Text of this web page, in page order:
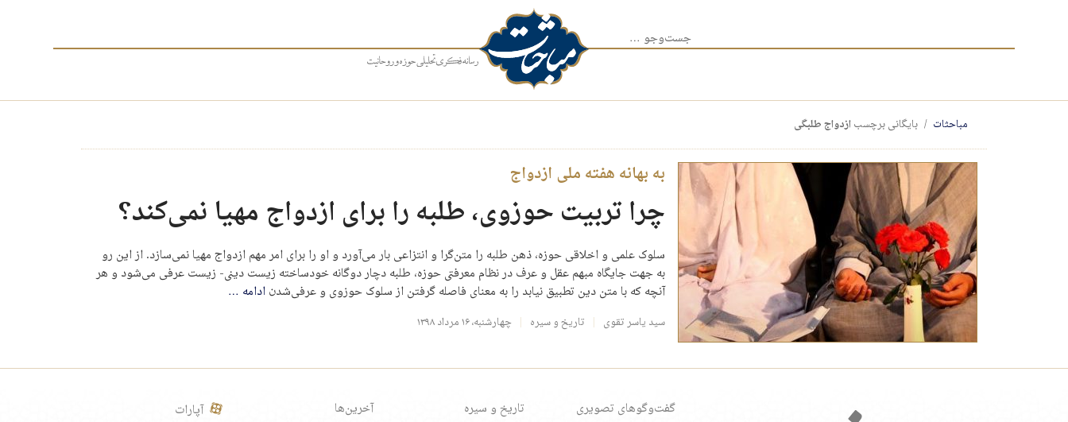
جست‌وجو برای:
مباحثات بایگانی برچسبازدواج طلبگی
به بهانه هفته ملی ازدواج
چرا تربیت حوزوی، طلبه را برای ازدواج مهیا نمی‌کند؟
سلوک علمی و اخلاقی حوزه، ذهن طلبه‌ را متن‌گرا و انتزاعی بار می‌آورد و او را برای امر مهم ازدواج مهیا نمی‌سازد. از این رو
به جهت جایگاه مبهم عقل و عرف در نظام معرفتی حوزه، طلبه دچار دوگانه خودساخته زیست دینی- زیست عرفی می‌شود و هر
آنچه که با متن دین تطبیق نیابد را به معنای فاصله گرفتن از سلوک حوزوی و عرفی‌شدنادامه …
سید یاسر تقوی تاریخ و سیره چهارشنبه، ۱۶ مرداد ۱۳۹۸
گفت‌وگوهای تصویری
تاریخ و سیره
آخرین‌ها
آپارات